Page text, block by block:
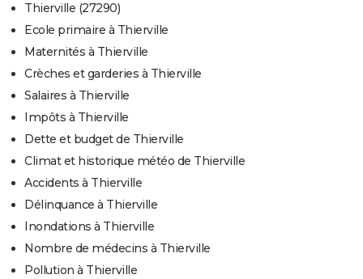
Thierville (27290)
Ecole primaire à Thierville
Maternités à Thierville
Crèches et garderies à Thierville
Salaires à Thierville
Impôts à Thierville
Dette et budget de Thierville
Climat et historique météo de Thierville
Accidents à Thierville
Délinquance à Thierville
Inondations à Thierville
Nombre de médecins à Thierville
Pollution à Thierville